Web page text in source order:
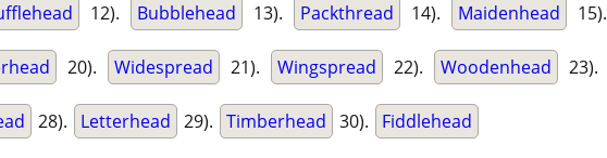
12). Bubblehead 13). Packthread 14). Maidenhead 15).
20). Widespread 21). Wingspread 22). Woodenhead 23).
28). Letterhead 29). Timberhead 30). Fiddlehead